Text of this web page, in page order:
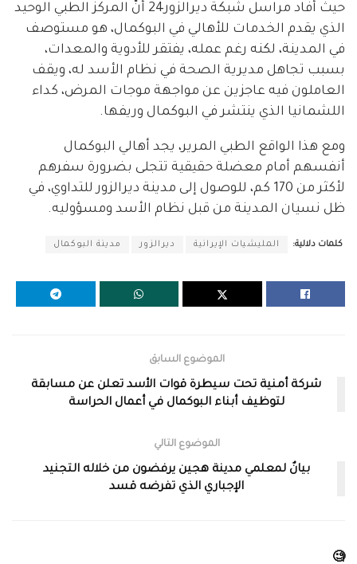
حيث أفاد مراسل شبكة ديرالزور24 أنّ المركز الطبي الوحيد
الذي يقدم الخدمات للأهالي في البوكمال، هو مستوصف
في المدينة، لكنه رغم عمله، يفتقر للأدوية والمعدات،
بسبب تجاهل مديرية الصحة في نظام الأسد له، ويقف
العاملون فيه عاجزين عن مواجهة موجات المرض، كداء
اللشمانيا الذي ينتشر في البوكمال وريفها.
ومع هذا الواقع الطبي المرير، يجد أهالي البوكمال
أنفسهم أمام معضلة حقيقية تتجلى بضرورة سفرهم
لأكثر من 170 كم، للوصول إلى مدينة ديرالزور للتداوي، في
ظل نسيان المدينة من قبل نظام الأسد ومسؤوليه.
كلمات دلالية: المليشيات الإيرانية ديرالزور مدينة البوكمال
الموضوع السابق
شركة أمنية تحت سيطرة قوات الأسد تعلن عن مسابقة
لتوظيف أبناء البوكمال في أعمال الحراسة
الموضوع التالي
بيانٌ لمعلمي مدينة هجين يرفضون من خلاله التجنيد
الإجباري الذي تفرضه قسد
🧐